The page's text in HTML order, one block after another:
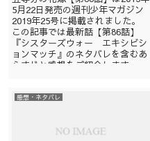
5月22日発売の週刊少年マガジン
2019年25号に掲載されました。
この記事では最新話【第86話】
『シスターズウォー エキシビシ
ョンマッチ』のネタバレを含むあ
らすじと感想をご紹介します。 ...
感想・ネタバレ